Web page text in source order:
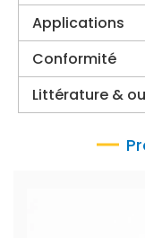
Applications
Conformité
Littérature &